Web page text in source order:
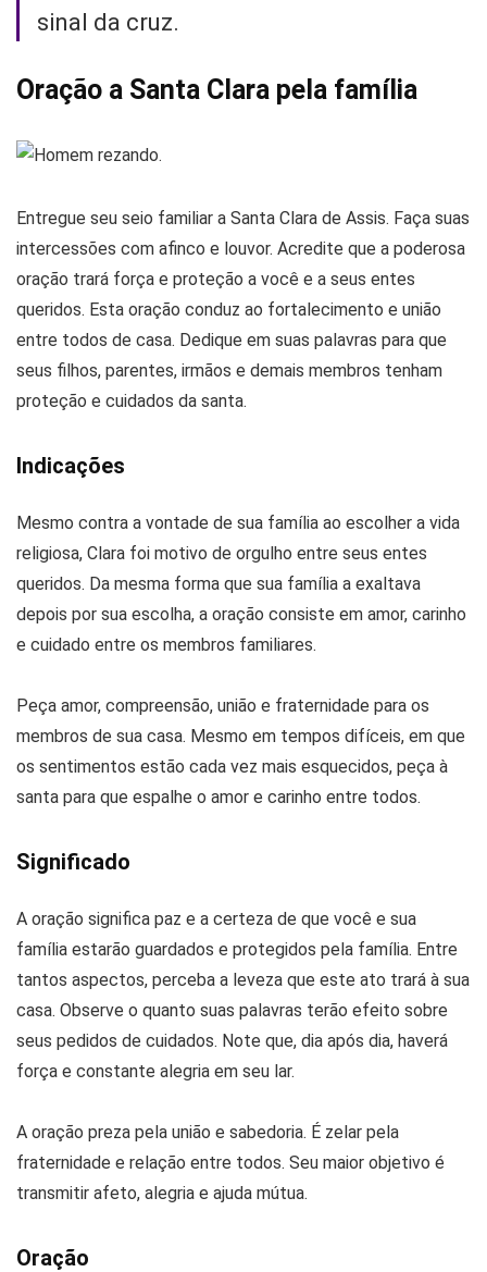
sinal da cruz.
Oração a Santa Clara pela família
Entregue seu seio familiar a Santa Clara de Assis. Faça suas
intercessões com afinco e louvor. Acredite que a poderosa
oração trará força e proteção a você e a seus entes
queridos. Esta oração conduz ao fortalecimento e união
entre todos de casa. Dedique em suas palavras para que
seus filhos, parentes, irmãos e demais membros tenham
proteção e cuidados da santa.
Indicações
Mesmo contra a vontade de sua família ao escolher a vida
religiosa, Clara foi motivo de orgulho entre seus entes
queridos. Da mesma forma que sua família a exaltava
depois por sua escolha, a oração consiste em amor, carinho
e cuidado entre os membros familiares.
Peça amor, compreensão, união e fraternidade para os
membros de sua casa. Mesmo em tempos difíceis, em que
os sentimentos estão cada vez mais esquecidos, peça à
santa para que espalhe o amor e carinho entre todos.
Significado
A oração significa paz e a certeza de que você e sua
família estarão guardados e protegidos pela família. Entre
tantos aspectos, perceba a leveza que este ato trará à sua
casa. Observe o quanto suas palavras terão efeito sobre
seus pedidos de cuidados. Note que, dia após dia, haverá
força e constante alegria em seu lar.
A oração preza pela união e sabedoria. É zelar pela
fraternidade e relação entre todos. Seu maior objetivo é
transmitir afeto, alegria e ajuda mútua.
Oração